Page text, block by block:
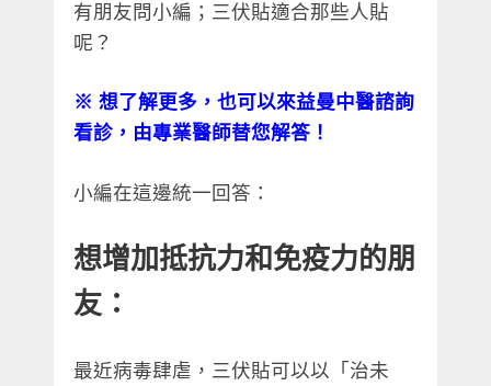
有朋友問小編；三伏貼適合那些人貼
呢？
※ 想了解更多，也可以來益曼中醫諮詢
看診，由專業醫師替您解答！
小編在這邊統一回答：
想增加抵抗力和免疫力的朋
友：
最近病毒肆虐，三伏貼可以以「治未